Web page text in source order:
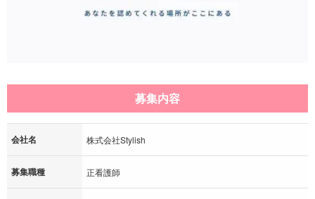
募集内容
会社名 株式会社Stylish
募集職種 正看護師